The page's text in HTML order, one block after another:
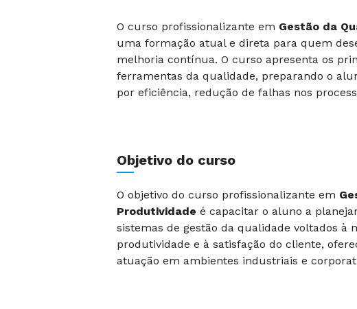
O curso profissionalizante em Gestão da
uma formação atual e direta para quem
melhoria contínua. O curso apresenta os
ferramentas da qualidade, preparando o
por eficiência, redução de falhas nos
Objetivo do curso
O objetivo do curso profissionalizante em
Produtividade é capacitar o aluno a
sistemas de gestão da qualidade voltados
produtividade e à satisfação do cliente,
atuação em ambientes industriais e